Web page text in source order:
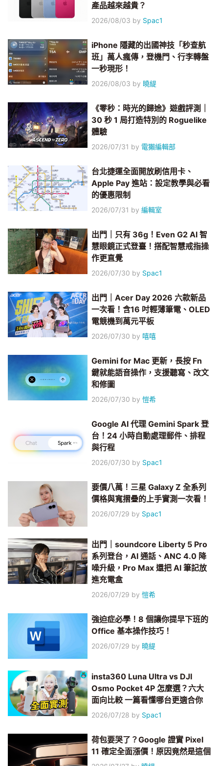
產品越來越貴？
2026/08/03 by Spac1
iPhone 隱藏的出國神技「秒查航
班」萬人瘋傳，登機門、行李轉盤
一秒現形！
2026/08/03 by 曉緹
《零秒：時光的歸途》遊戲評測｜
30 秒 1 局打造特別的 Roguelike
體驗
2026/07/31 by 電獺編輯部
台北捷運全面開放刷信用卡、
Apple Pay 進站：設定教學與必看
的優惠限制
2026/07/31 by編輯室
出門｜只有 36g！Even G2 AI 智
慧眼鏡正式登臺！搭配智慧戒指操
作更直覺
2026/07/30 by Spac1
出門｜Acer Day 2026 六款新品
一次看！含16 吋輕薄筆電、OLED
電競機到萬元平板
2026/07/30 by 嘻嘻
Gemini for Mac 更新，長按 Fn
鍵就能語音操作，支援聽寫、改文
和修圖
2026/07/30 by愷希
Google AI 代理 Gemini Spark 登
台！24 小時自動處理郵件、排程
與行程
2026/07/30 by Spac1
要價八萬！三星 Galaxy Z 全系列
價格與寬摺疊的上手實測一次看！
2026/07/29 by Spac1
出門｜soundcore Liberty 5 Pro
系列登台，AI 通話、ANC 4.0 降
噪升級，Pro Max 還把 AI 筆記放
進充電盒
2026/07/29 by愷希
強迫症必學！8 個讓你提早下班的
Office 基本操作技巧！
2026/07/29 by 曉緹
insta360 Luna Ultra vs DJI
Osmo Pocket 4P 怎麼選？六大
面向比較 一篇看懂哪台更適合你
2026/07/28 by Spac1
荷包要哭了？Google 證實 Pixel
11 確定全面漲價！原因竟然是這個